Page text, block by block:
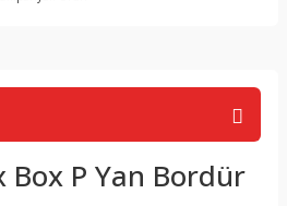
P Yan Bordür